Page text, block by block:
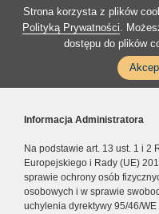
Strona korzysta z plików
Polityką Prywatności.
dostępu do plików
Informacja Administratora
Na podstawie art. 13 ust. 1 i 2
Europejskiego i Rady (UE)
sprawie ochrony osób
osobowych i w sprawie
uchylenia dyrektywy 95/46/